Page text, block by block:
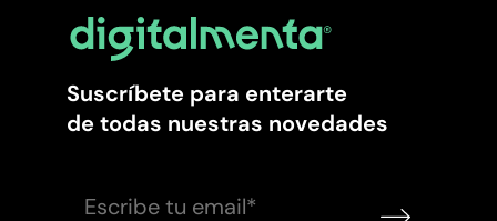
Suscríbete para enterarte
de todas nuestras novedades